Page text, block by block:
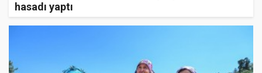
hasadı yaptı